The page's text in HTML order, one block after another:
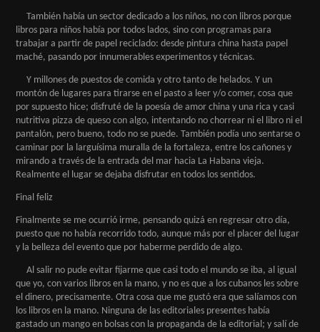
También había un sector dedicado a los niños, no con libros porque
libros para niños había por todos lados, sino con programas para
trabajar a partir de papel reciclado: desde pintura china hasta papel
maché, pasando por innumerables experimentos y técnicas.
Y millones de puestos de comida y otro tanto de helados. Y un
montón de lugares para tirarse en el pasto a leer y/o comer, cosa que
por supuesto hice; disfruté de la poesía de amor china y una rica y casi
nutritiva pizza de queso con algo, intentando no chorrear ni el libro ni el
pantalón, pero bueno, todo no se puede. También podía uno sentarse o
caminar por la larguísima muralla de la fortaleza, entre los cañones y
mirando a través de la entrada del mar hacia La Habana vieja.
Realmente el lugar se dejaba disfrutar en todos los sentidos.
Final feliz
Finalmente se me ocurrió irme, pensando quizá en regresar otro día,
puesto que no había recorrido todo, aunque más por el placer del lugar
y la belleza del evento que por haberme perdido de algo.
Al salir no pude evitar fijarme que casi todo el mundo se iba, al igual
que yo, con varios libros en la mano, y no es que a los cubanos les sobre
el dinero, precisamente. Otra cosa que me gustó era que salíamos con
los libros en la mano. Ninguna de las editoriales presentes había
gastado un mango en bolsas con la propaganda de la editorial; y salí de